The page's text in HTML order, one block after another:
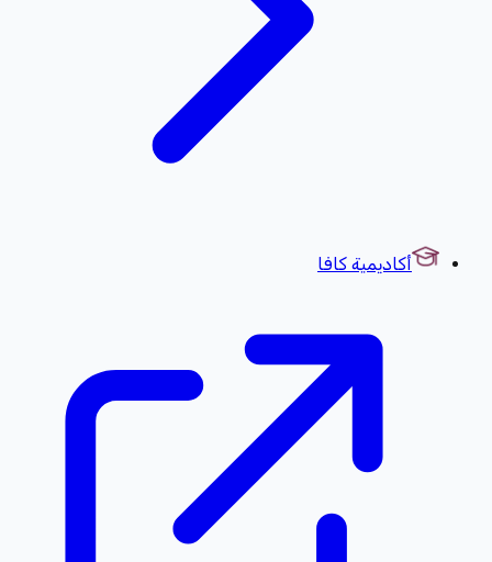
أكاديمية كافا